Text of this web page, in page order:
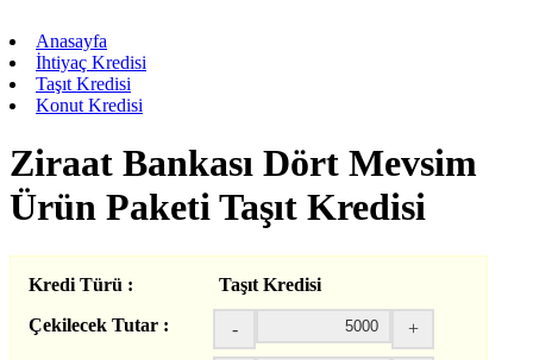
Anasayfa
İhtiyaç Kredisi
Taşıt Kredisi
Konut Kredisi
Ziraat Bankası Dört Mevsim
Ürün Paketi Taşıt Kredisi
Kredi Türü :
Taşıt Kredisi
Çekilecek Tutar :
- +